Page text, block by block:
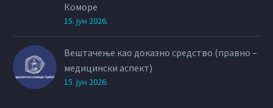
Коморе
15. јун 2026.
Вештачење као доказно средство (правно –
медицински аспект)
15. јун 2026.